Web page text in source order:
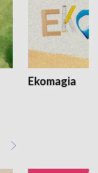
Ekomagia